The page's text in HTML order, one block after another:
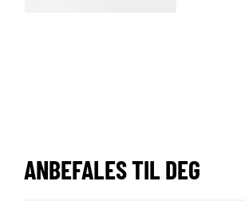
ANBEFALES TIL DEG